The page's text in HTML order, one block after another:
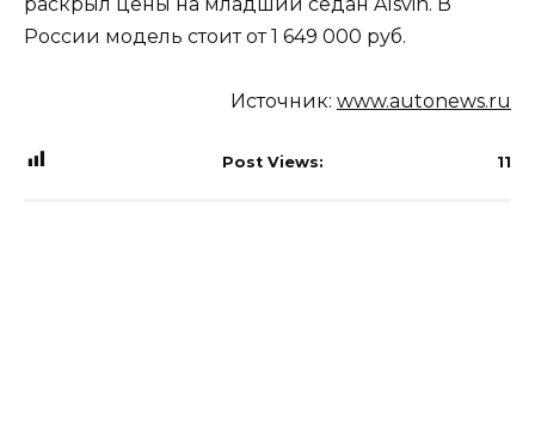
России модель стоит от 1 649 000 руб.
Источник: www.autonews.ru
Post Views: 11